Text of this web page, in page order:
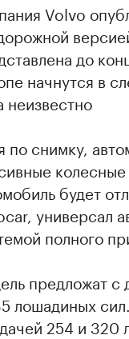
Volvo
до
начнутся в
неизвестно
по снимку,
будет
универсал
полного
предложат с
лошадиных
254 и 320